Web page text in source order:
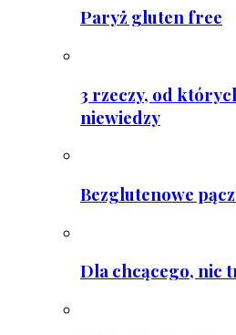
Paryż gluten free
3 rzeczy, od
niewiedzy
Bezglutenowe
Dla chcącego, nic